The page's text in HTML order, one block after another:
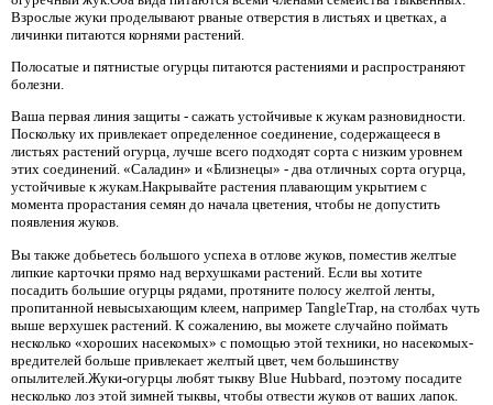
Взрослые жуки проделывают рваные отверстия в листьях и цветках, а
личинки питаются корнями растений.
Полосатые и пятнистые огурцы питаются растениями и распространяют
болезни.
Ваша первая линия защиты - сажать устойчивые к жукам разновидности.
Поскольку их привлекает определенное соединение, содержащееся в
листьях растений огурца, лучше всего подходят сорта с низким уровнем
этих соединений. «Саладин» и «Близнецы» - два отличных сорта огурца,
устойчивые к жукам.Накрывайте растения плавающим укрытием с
момента прорастания семян до начала цветения, чтобы не допустить
появления жуков.
Вы также добьетесь большого успеха в отлове жуков, поместив желтые
липкие карточки прямо над верхушками растений. Если вы хотите
посадить большие огурцы рядами, протяните полосу желтой ленты,
пропитанной невысыхающим клеем, например TangleTrap, на столбах чуть
выше верхушек растений. К сожалению, вы можете случайно поймать
несколько «хороших насекомых» с помощью этой техники, но насекомых-
вредителей больше привлекает желтый цвет, чем большинству
опылителей.Жуки-огурцы любят тыкву Blue Hubbard, поэтому посадите
несколько лоз этой зимней тыквы, чтобы отвести жуков от ваших лапок.